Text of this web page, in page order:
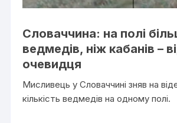
Словаччина: на полі
ведмедів, ніж кабанів –
очевидця
Мисливець у Словаччині зняв на
кількість ведмедів на одному полі.